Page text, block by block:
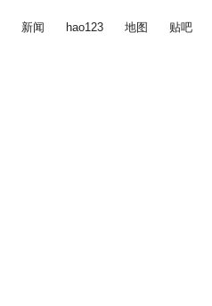
新闻 hao123 地图 贴吧